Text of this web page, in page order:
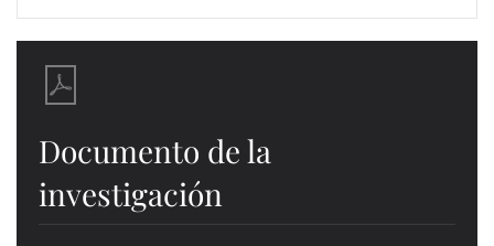
Documento de la
investigación